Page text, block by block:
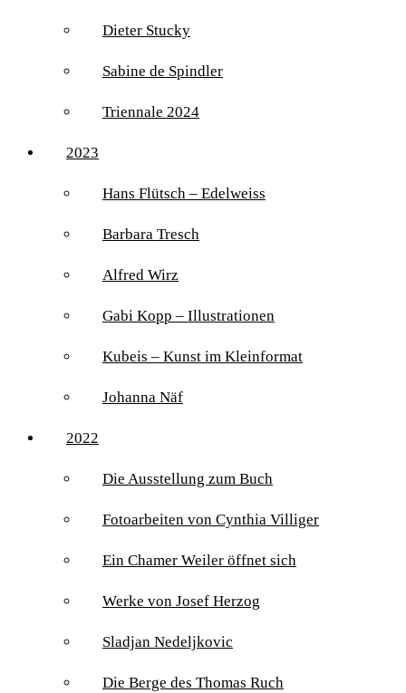
Dieter Stucky
Sabine de Spindler
Triennale 2024
2023
Hans Flütsch – Edelweiss
Barbara Tresch
Alfred Wirz
Gabi Kopp – Illustrationen
Kubeis – Kunst im Kleinformat
Johanna Näf
2022
Die Ausstellung zum Buch
Fotoarbeiten von Cynthia Villiger
Ein Chamer Weiler öffnet sich
Werke von Josef Herzog
Sladjan Nedeljkovic
Die Berge des Thomas Ruch